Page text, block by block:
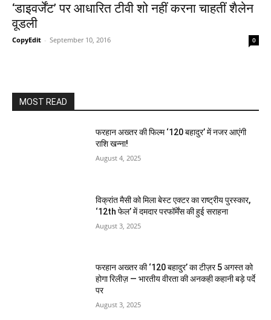
‘डाइवर्जेंट’ पर आधारित टीवी शो नहीं करना चाहतीं शैलेन
वूडली
CopyEdit - September 10, 2016 0
MOST READ
फरहान अख्तर की फिल्म ‘120 बहादुर’ में नजर आएंगी
राशि खन्ना!
August 4, 2025
विक्रांत मैसी को मिला बेस्ट एक्टर का राष्ट्रीय पुरस्कार,
‘12th फेल’ में दमदार परफॉर्मेंस की हुई सराहना
August 3, 2025
फरहान अख्तर की ‘120 बहादुर’ का टीज़र 5 अगस्त को
होगा रिलीज़ — भारतीय वीरता की अनकही कहानी बड़े पर्दे
पर
August 3, 2025